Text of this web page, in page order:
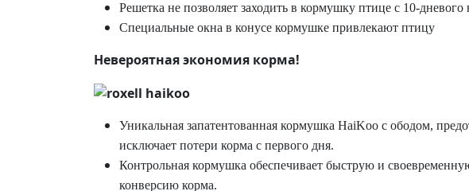
Решетка не позволяет заходить в кормушку птице с 10-дневого
Специальные окна в конусе кормушке привлекают птицу
Невероятная экономия корма!
Уникальная запатентованная кормушка HaiKoo с ободом,
исключает потери корма с первого дня.
Контрольная кормушка обеспечивает быструю и
конверсию корма.